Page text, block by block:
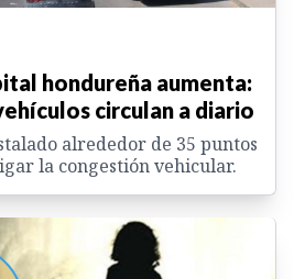
hondureña aumenta:
circulan a diario
alrededor de 35 puntos
la congestión vehicular.